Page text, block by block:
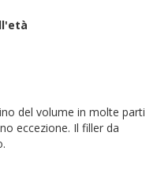
del volume in molte parti
eccezione. Il filler da